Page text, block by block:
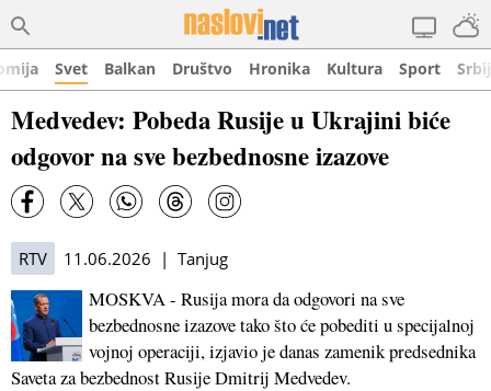
Svet Balkan Društvo Hronika Kultura Sport
Medvedev: Pobeda Rusije u Ukrajini biće
odgovor na sve bezbednosne izazove
RTV 11.06.2026 | Tanjug
MOSKVA - Rusija mora da odgovori na sve
bezbednosne izazove tako što će pobediti u specijalnoj
vojnoj operaciji, izjavio je danas zamenik predsednika
Saveta za bezbednost Rusije Dmitrij Medvedev.